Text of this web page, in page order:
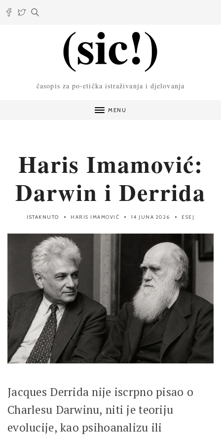
časopis za po-etička istraživanja i djelovanja
MENU
Haris Imamović:
Darwin i Derrida
ISTAKNUTO HARIS IMAMOVIĆ 14 JUNA 2026 ESEJ
Jacques Derrida nije iscrpno pisao o
Charlesu Darwinu, niti je teoriju
evolucije, kao psihoanalizu ili